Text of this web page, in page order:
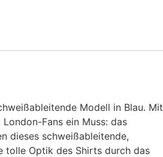
Modell in Blau. Mit
Fans ein Muss: das
dieses schweißableitende,
tolle Optik des Shirts durch das